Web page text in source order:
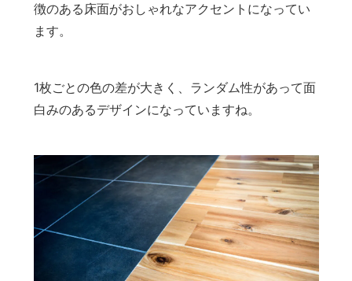
徴のある床面がおしゃれなアクセントになってい
ます。
1枚ごとの色の差が大きく、ランダム性があって面
白みのあるデザインになっていますね。